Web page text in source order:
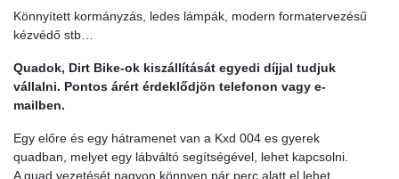
Könnyített kormányzás, ledes lámpák, modern formatervezésű
kézvédő stb…
Quadok, Dirt Bike-ok kiszállítását egyedi díjjal tudjuk
vállalni. Pontos árért érdeklődjön telefonon vagy e-
mailben.
Egy előre és egy hátramenet van a Kxd 004 es gyerek
quadban, melyet egy lábváltó segítségével, lehet kapcsolni.
A quad vezetését nagyon könnyen pár perc alatt el lehet